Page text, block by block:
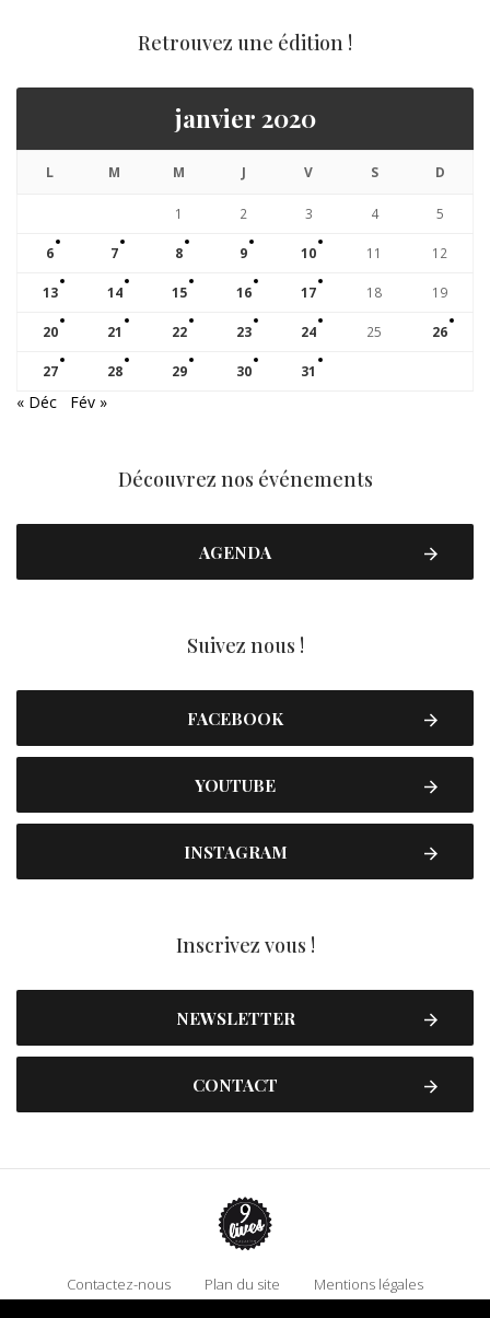
Retrouvez une édition !
janvier 2020
L M M J V S D
1 2 3 4 5
6 7 8 9 10 11 12
13 14 15 16 17 18 19
20 21 22 23 24 25 26
27 28 29 30 31
« Déc Fév »
Découvrez nos événements
AGENDA
Suivez nous !
FACEBOOK
YOUTUBE
INSTAGRAM
Inscrivez vous !
NEWSLETTER
CONTACT
Contactez-nous Plan du site
Mentions légales